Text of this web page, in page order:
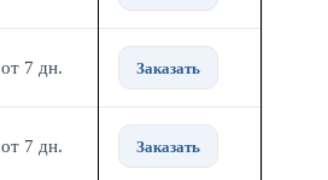
от 7 дн. Заказать
от 7 дн. Заказать